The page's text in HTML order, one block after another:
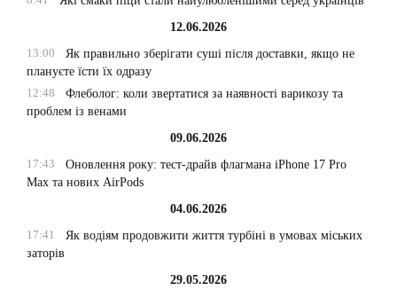
12.06.2026
13:00
Як правильно зберігати суші після доставки, якщо не
плануєте їсти їх одразу
12:48
Флеболог: коли звертатися за наявності варикозу та
проблем із венами
09.06.2026
17:43
Оновлення року: тест-драйв флагмана iPhone 17 Pro
Max та нових AirPods
04.06.2026
17:41
Як водіям продовжити життя турбіні в умовах міських
заторів
29.05.2026